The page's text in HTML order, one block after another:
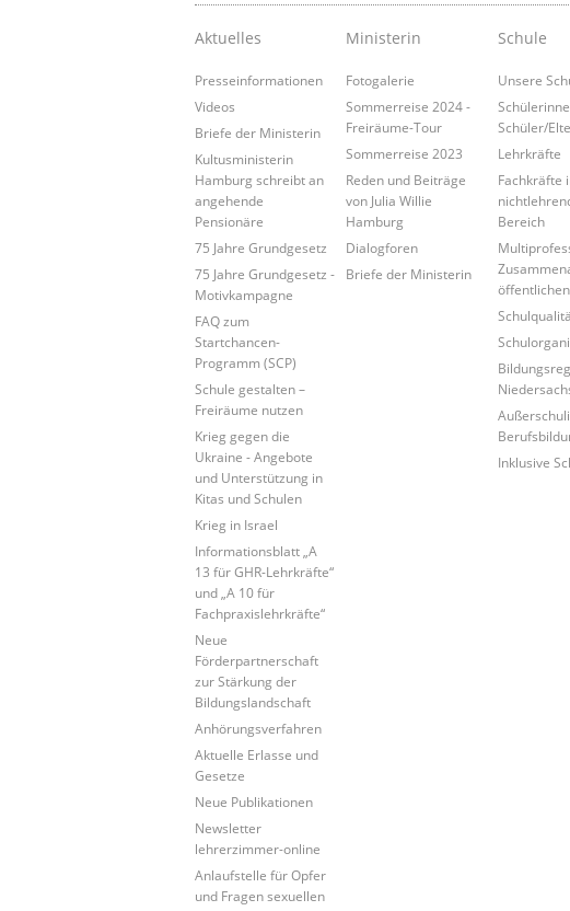
Aktuelles
Presseinformationen
Videos
Briefe der Ministerin
Kultusministerin
Hamburg schreibt an
angehende
Pensionäre
75 Jahre Grundgesetz
75 Jahre Grundgesetz -
Motivkampagne
FAQ zum
Startchancen-
Programm (SCP)
Schule gestalten –
Freiräume nutzen
Krieg gegen die
Ukraine - Angebote
und Unterstützung in
Kitas und Schulen
Krieg in Israel
Informationsblatt „A
13 für GHR-Lehrkräfte“
und „A 10 für
Fachpraxislehrkräfte“
Neue
Förderpartnerschaft
zur Stärkung der
Bildungslandschaft
Anhörungsverfahren
Aktuelle Erlasse und
Gesetze
Neue Publikationen
Newsletter
lehrerzimmer-online
Anlaufstelle für Opfer
und Fragen sexuellen
Ministerin
Fotogalerie
Sommerreise 2024 -
Freiräume-Tour
Sommerreise 2023
Reden und Beiträge
von Julia Willie
Hamburg
Dialogforen
Briefe der Ministerin
Schule
Unsere
Schüler/
Lehrkräfte
Fachkräfte
Bereich
Inklusive